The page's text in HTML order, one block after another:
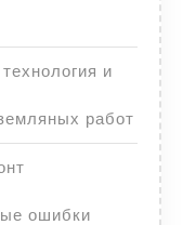
и
работ
ошибки